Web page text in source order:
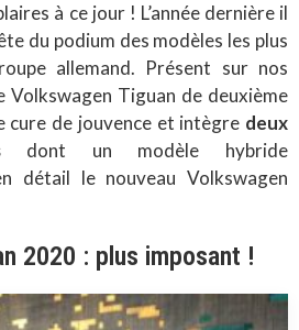
à ce jour ! L’année dernière il
du podium des modèles les plus
allemand. Présent sur nos
Volkswagen Tiguan de deuxième
cure de jouvence et intègre deux
dont un modèle hybride
détail le nouveau Volkswagen
2020 : plus imposant !